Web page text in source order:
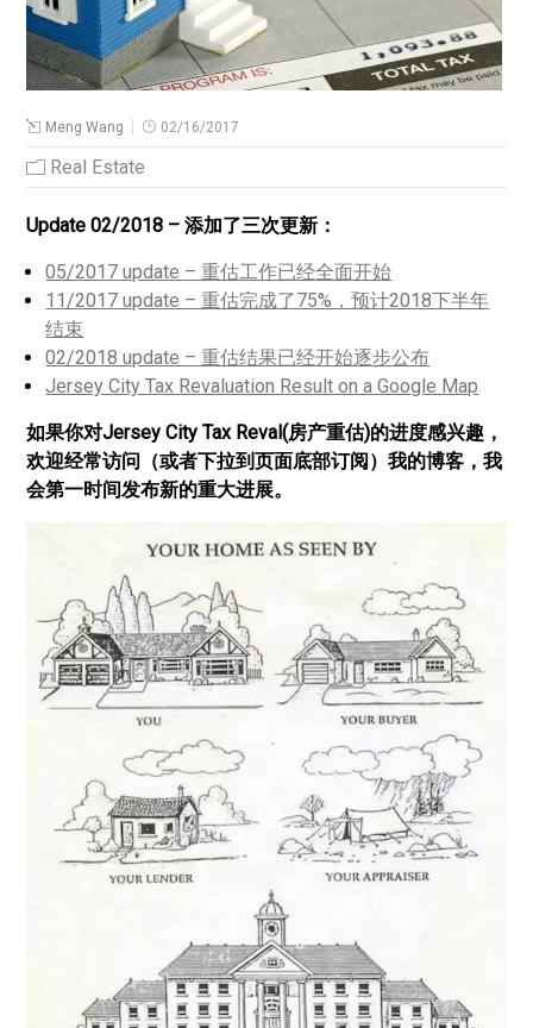
Meng Wang 02/16/2017
Real Estate
Update 02/2018 – 添加了三次更新：
05/2017 update – 重估工作已经全面开始
11/2017 update – 重估完成了75%，预计2018下半年
结束
02/2018 update – 重估结果已经开始逐步公布
Jersey City Tax Revaluation Result on a Google Map
如果你对Jersey City Tax Reval(房产重估)的进度感兴趣，
欢迎经常访问（或者下拉到页面底部订阅）我的博客，我
会第一时间发布新的重大进展。